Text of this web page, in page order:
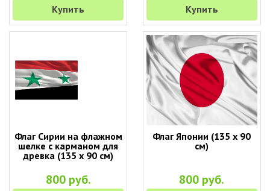
Купить Купить
Флаг Сирии на флажном
шелке с карманом для
древка (135 х 90 см)
800 руб.
Флаг Японии (135 х 90
см)
800 руб.